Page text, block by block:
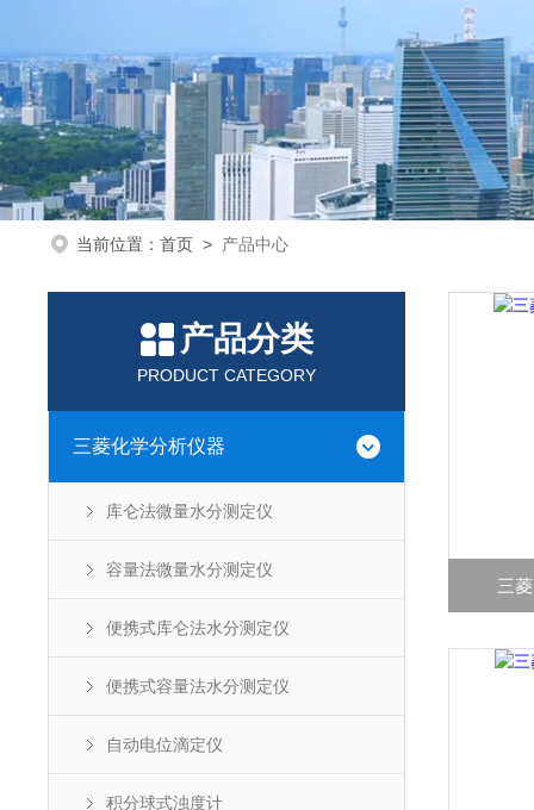
当前位置： 首页 > 产品中心
产品分类
PRODUCT CATEGORY
三菱化学分析仪器
库仑法微量水分测定仪
容量法微量水分测定仪
便携式库仑法水分测定仪
便携式容量法水分测定仪
自动电位滴定仪
积分球式浊度计
三